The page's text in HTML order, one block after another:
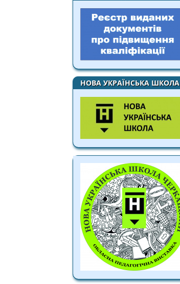
НОВА УКРАЇНСЬКА ШКОЛА